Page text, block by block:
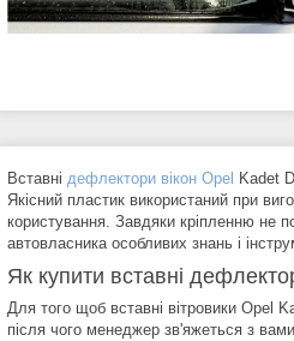
Вставні дефлектори вікон Opel Kadet
Якісний пластик використаний при
користування. Завдяки кріпленню не
автовласника особливих знань і
Як купити вставні
Для того щоб вставні вітровики Opel
після чого менеджер зв'яжеться з